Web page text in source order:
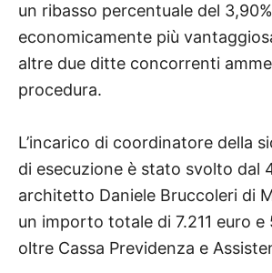
un ribasso percentuale del
economicamente più
altre due ditte concorrenti
procedura.
L’incarico di coordinatore della
di esecuzione è stato svolto dal
architetto Daniele Bruccoleri di
un importo totale di 7.211 euro
oltre Cassa Previdenza e